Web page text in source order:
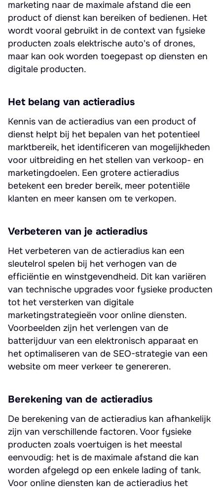
marketing naar de maximale afstand die een
product of dienst kan bereiken of bedienen. Het
wordt vooral gebruikt in de context van fysieke
producten zoals elektrische auto's of drones,
maar kan ook worden toegepast op diensten en
digitale producten.
Het belang van actieradius
Kennis van de actieradius van een product of
dienst helpt bij het bepalen van het potentieel
marktbereik, het identificeren van mogelijkheden
voor uitbreiding en het stellen van verkoop- en
marketingdoelen. Een grotere actieradius
betekent een breder bereik, meer potentiële
klanten en meer kansen om te verkopen.
Verbeteren van je actieradius
Het verbeteren van de actieradius kan een
sleutelrol spelen bij het verhogen van de
efficiëntie en winstgevendheid. Dit kan variëren
van technische upgrades voor fysieke producten
tot het versterken van digitale
marketingstrategieën voor online diensten.
Voorbeelden zijn het verlengen van de
batterijduur van een elektronisch apparaat en
het optimaliseren van de SEO-strategie van een
website om meer verkeer te genereren.
Berekening van de actieradius
De berekening van de actieradius kan afhankelijk
zijn van verschillende factoren. Voor fysieke
producten zoals voertuigen is het meestal
eenvoudig: het is de maximale afstand die kan
worden afgelegd op een enkele lading of tank.
Voor online diensten kan de actieradius het